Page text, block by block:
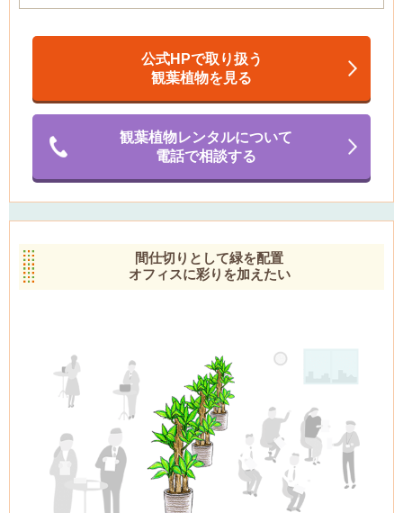
公式HPで取り扱う
観葉植物を見る
観葉植物レンタルについて
電話で相談する
間仕切りとして緑を配置
オフィスに彩りを加えたい